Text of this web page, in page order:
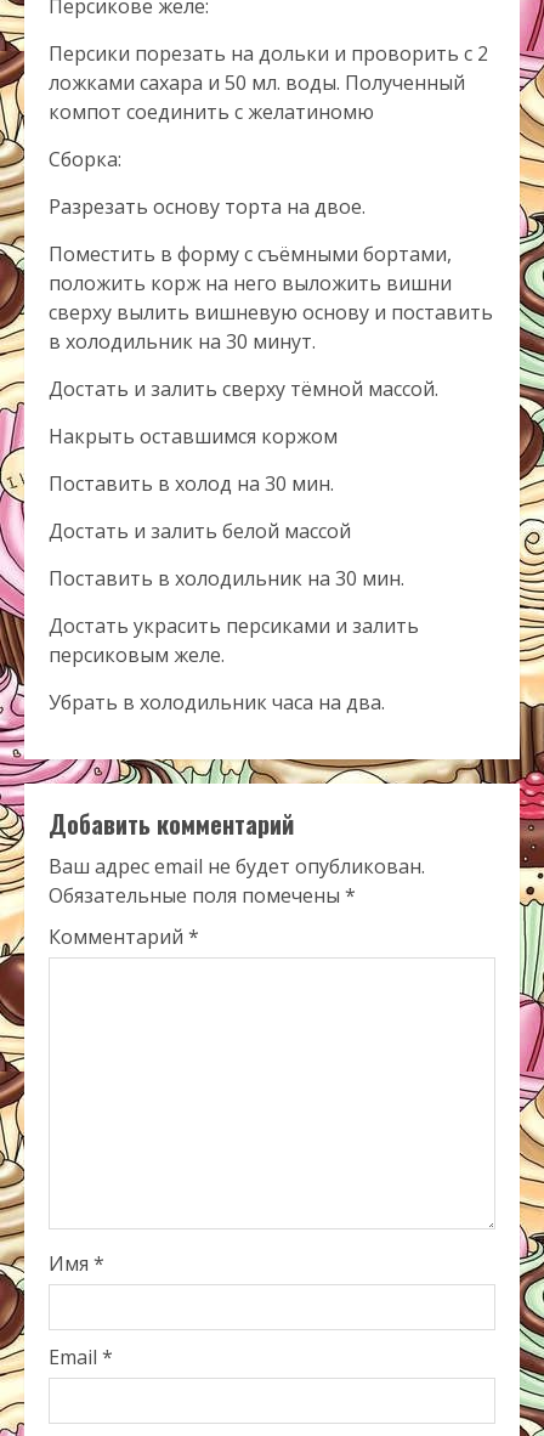
Персикове желе:
Персики порезать на дольки и проворить с 2
ложками сахара и 50 мл. воды. Полученный
компот соединить с желатиномю
Сборка:
Разрезать основу торта на двое.
Поместить в форму с съёмными бортами,
положить корж на него выложить вишни
сверху вылить вишневую основу и поставить
в холодильник на 30 минут.
Достать и залить сверху тёмной массой.
Накрыть оставшимся коржом
Поставить в холод на 30 мин.
Достать и залить белой массой
Поставить в холодильник на 30 мин.
Достать украсить персиками и залить
персиковым желе.
Убрать в холодильник часа на два.
Добавить комментарий
Ваш адрес email не будет опубликован.
Обязательные поля помечены *
Комментарий *
Имя *
Email *